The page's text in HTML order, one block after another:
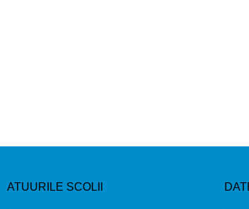
ATUURILE SCOLII